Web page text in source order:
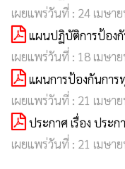
เผยแพร่วันที่ : 24 เมษา
แผนปฏิบัติการป้อง
เผยแพร่วันที่ : 18 เมษา
แผนการป้องกันการ
เผยแพร่วันที่ : 21 เมษา
ประกาศ เรื่อง ประ
เผยแพร่วันที่ : 21 เมษา